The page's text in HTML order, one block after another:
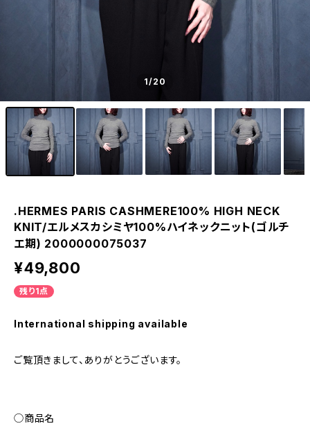
1/20
.HERMES PARIS CASHMERE100% HIGH NECK
KNIT/エルメスカシミヤ100%ハイネックニット(ゴルチ
エ期) 2000000075037
¥49,800
残り1点
International shipping available
ご覧頂きまして、ありがとうございます。
◯商品名